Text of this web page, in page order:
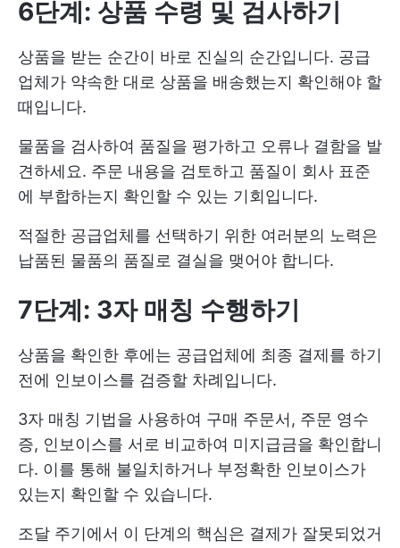
6단계: 상품 수령 및 검사하기
상품을 받는 순간이 바로 진실의 순간입니다. 공급
업체가 약속한 대로 상품을 배송했는지 확인해야 할
때입니다.
물품을 검사하여 품질을 평가하고 오류나 결함을 발
견하세요. 주문 내용을 검토하고 품질이 회사 표준
에 부합하는지 확인할 수 있는 기회입니다.
적절한 공급업체를 선택하기 위한 여러분의 노력은
납품된 물품의 품질로 결실을 맺어야 합니다.
7단계: 3자 매칭 수행하기
상품을 확인한 후에는 공급업체에 최종 결제를 하기
전에 인보이스를 검증할 차례입니다.
3자 매칭 기법을 사용하여 구매 주문서, 주문 영수
증, 인보이스를 서로 비교하여 미지급금을 확인합니
다. 이를 통해 불일치하거나 부정확한 인보이스가
있는지 확인할 수 있습니다.
조달 주기에서 이 단계의 핵심은 결제가 잘못되었거